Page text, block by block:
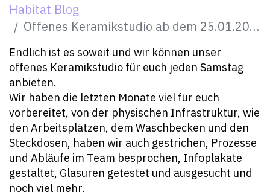
Habitat Blog
Offenes Keramikstudio ab dem 25.01.2024
Endlich ist es soweit und wir können unser
offenes Keramikstudio für euch jeden Samstag
anbieten.
Wir haben die letzten Monate viel für euch
vorbereitet, von der physischen Infrastruktur, wie
den Arbeitsplätzen, dem Waschbecken und den
Steckdosen, haben wir auch gestrichen, Prozesse
und Abläufe im Team besprochen, Infoplakate
gestaltet, Glasuren getestet und ausgesucht und
noch viel mehr.